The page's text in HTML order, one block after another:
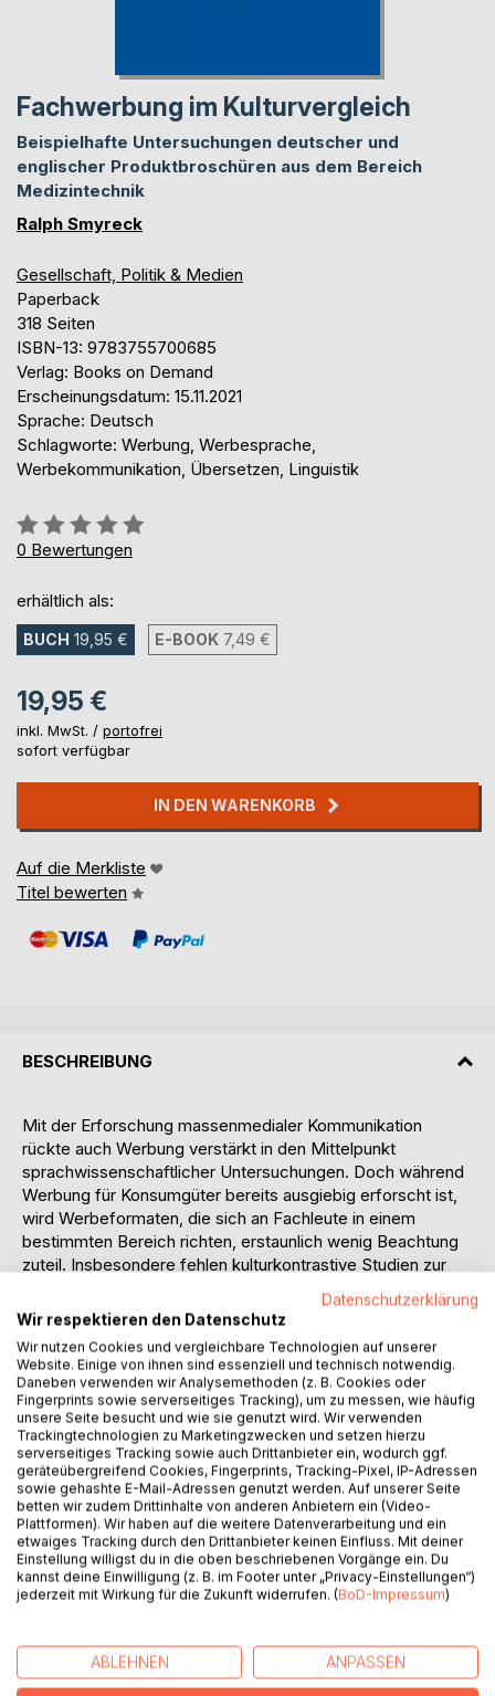
Fachwerbung im Kulturvergleich
Beispielhafte Untersuchungen deutscher und
englischer Produktbroschüren aus dem Bereich
Medizintechnik
Ralph Smyreck
Gesellschaft, Politik & Medien
Paperback
318 Seiten
ISBN-13: 9783755700685
Verlag: Books on Demand
Erscheinungsdatum: 15.11.2021
Sprache: Deutsch
Schlagworte: Werbung, Werbesprache,
Werbekommunikation, Übersetzen, Linguistik
Bewertung::
0%
0 Bewertungen
erhältlich als:
BUCH 19,95 € E-BOOK 7,49 €
19,95 €
inkl. MwSt. / portofrei
sofort verfügbar
IN DEN WARENKORB
Auf die Merkliste
Titel bewerten
BESCHREIBUNG
Mit der Erforschung massenmedialer Kommunikation
rückte auch Werbung verstärkt in den Mittelpunkt
sprachwissenschaftlicher Untersuchungen. Doch während
Werbung für Konsumgüter bereits ausgiebig erforscht ist,
wird Werbeformaten, die sich an Fachleute in einem
bestimmten Bereich richten, erstaunlich wenig Beachtung
zuteil. Insbesondere fehlen kulturkontrastive Studien zur
die weitere Erforschung von kulturell geprägter
(Fach-)Kommunikation und den damit verbundenen
(Fach-)Textsorten ergibt sich somit ein hochaktuelles
Forschungsthema, das mit dem vorliegenden Buch
aufgegriffen wird.
Unter Rückgriff auf verschiedene Untersuchungsansätze
aus der Werbekommunikationsforschung, der Textlinguistik
und Semiotik wird zunächst ein neues Analysemodell
aufgebaut und sodann in einer empirischen Studie mit
großem deskriptiven Aufwand überprüft. Anhand von
Produktbroschüren aus der Medizintechnik werden
erstmals mögliche Unterschiede und Gemeinsamkeiten der
Fachwerbung im Deutschen und Englischen skizziert und
schließlich der Frage nachgegangen, wie Fachwerbung an
verschiedene Zielgruppen angepasst und übersetzt
Datenschutzerklärung
Wir respektieren den Datenschutz
Wir nutzen Cookies und vergleichbare Technologien auf unserer
Website. Einige von ihnen sind essenziell und technisch notwendig.
Daneben verwenden wir Analysemethoden (z. B. Cookies oder
Fingerprints sowie serverseitiges Tracking), um zu messen, wie häufig
unsere Seite besucht und wie sie genutzt wird. Wir verwenden
Trackingtechnologien zu Marketingzwecken und setzen hierzu
serverseitiges Tracking sowie auch Drittanbieter ein, wodurch ggf.
geräteübergreifend Cookies, Fingerprints, Tracking-Pixel, IP-Adressen
sowie gehashte E-Mail-Adressen genutzt werden. Auf unserer Seite
betten wir zudem Drittinhalte von anderen Anbietern ein (Video-
Plattformen). Wir haben auf die weitere Datenverarbeitung und ein
etwaiges Tracking durch den Drittanbieter keinen Einfluss. Mit deiner
Einstellung willigst du in die oben beschriebenen Vorgänge ein. Du
kannst deine Einwilligung (z. B. im Footer unter „Privacy-Einstellungen“)
jederzeit mit Wirkung für die Zukunft widerrufen. (BoD-Impressum)
ABLEHNEN ANPASSEN